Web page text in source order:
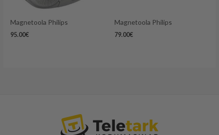
Magnetoola Philips
95.00€
Magnetoola Philips
79.00€